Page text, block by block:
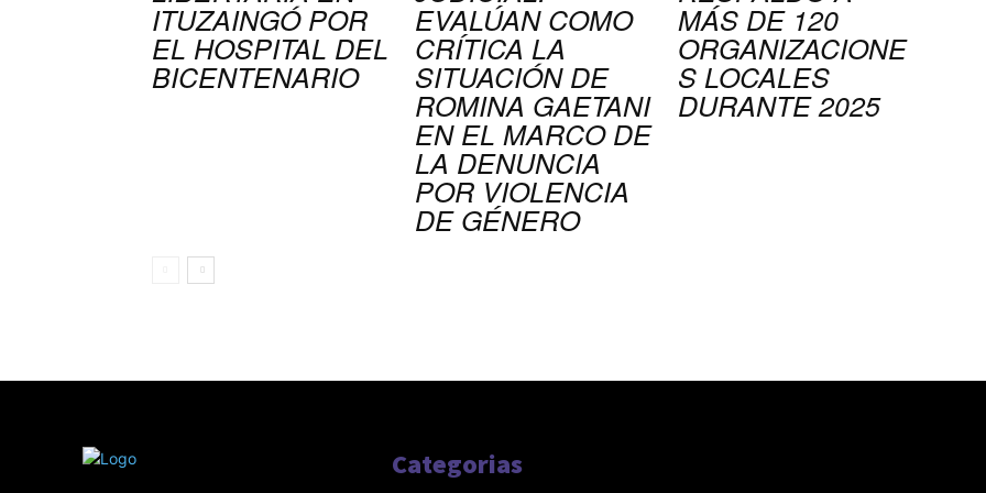
ITUZAINGÓ POR
EL HOSPITAL DEL
BICENTENARIO
EVALÚAN COMO
CRÍTICA LA
SITUACIÓN DE
ROMINA GAETANI
EN EL MARCO DE
LA DENUNCIA
POR VIOLENCIA
DE GÉNERO
MÁS DE 120
ORGANIZACIONE
S LOCALES
DURANTE 2025
Categorias